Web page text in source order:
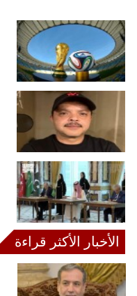
الأخبار الأكثر قراءة